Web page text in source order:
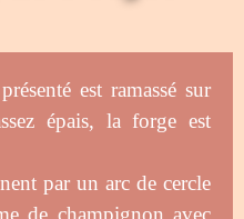
est ramassé sur
épais, la forge est
par un arc de cercle
de champignon avec